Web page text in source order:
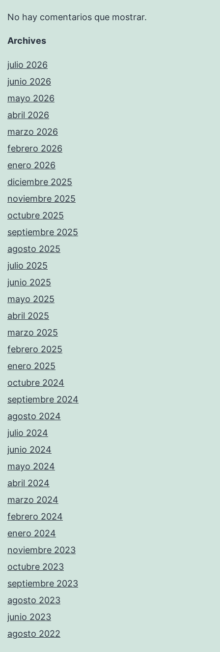
No hay comentarios que mostrar.
Archives
julio 2026
junio 2026
mayo 2026
abril 2026
marzo 2026
febrero 2026
enero 2026
diciembre 2025
noviembre 2025
octubre 2025
septiembre 2025
agosto 2025
julio 2025
junio 2025
mayo 2025
abril 2025
marzo 2025
febrero 2025
enero 2025
octubre 2024
septiembre 2024
agosto 2024
julio 2024
junio 2024
mayo 2024
abril 2024
marzo 2024
febrero 2024
enero 2024
noviembre 2023
octubre 2023
septiembre 2023
agosto 2023
junio 2023
agosto 2022